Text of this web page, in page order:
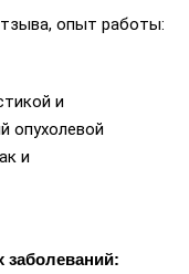
опыт работы:
и
опухолевой
и
заболеваний: